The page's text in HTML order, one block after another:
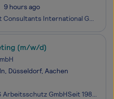
9 hours ago
Die Rail Management Consultants International GmbH ist seit über 27 Jahren ein national und international engagiertes Unternehmen in den Bereichen Schienenverkehrsmanagement sowie Softwareentwicklung und -vertrieb. Unsere innovativen IT-Lösungen für eine digitale und klimafreundliche Zukunft d
(m/w/d)
Düsseldorf, Aachen
NITRAS SAFETY/ AS Arbeitsschutz GmbHSeit 1986 sind wir dein zuverlässiger Partner für persönliche Schutzausrüstung und Arbeitskleidung. Wir haben uns auf die Kooperation mit dem technischen Großhandel spezialisiert und beliefern Vertriebspartner in über 30 Ländern. Bis heute sind wir inhabergeführt